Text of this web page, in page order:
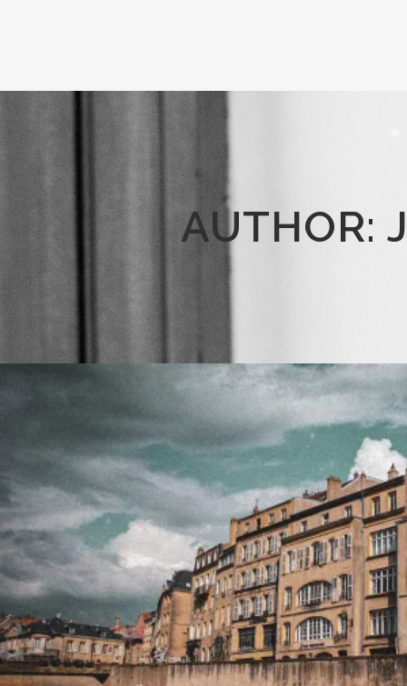
AUTHOR: